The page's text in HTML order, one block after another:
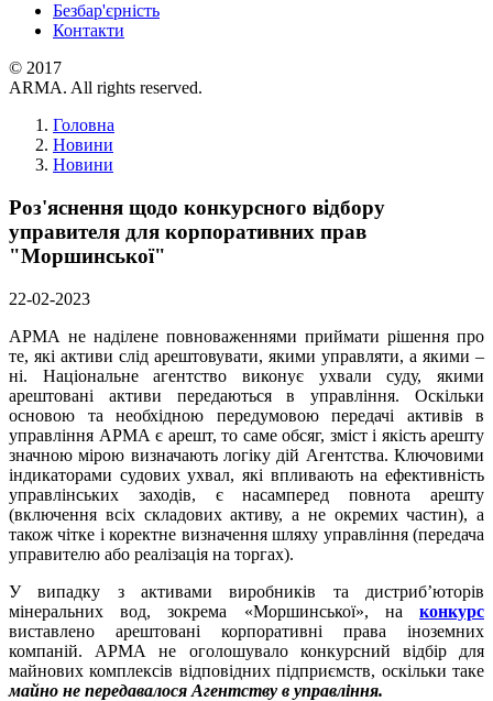
Безбар'єрність
Контакти
© 2017
ARMA. All rights reserved.
Головна
Новини
Новини
Роз'яснення щодо конкурсного відбору
управителя для корпоративних прав
"Моршинської"
22-02-2023
АРМА не наділене повноваженнями приймати рішення про
те, які активи слід арештовувати, якими управляти, а якими –
ні. Національне агентство виконує ухвали суду, якими
арештовані активи передаються в управління. Оскільки
основою та необхідною передумовою передачі активів в
управління АРМА є арешт, то саме обсяг, зміст і якість арешту
значною мірою визначають логіку дій Агентства. Ключовими
індикаторами судових ухвал, які впливають на ефективність
управлінських заходів, є насамперед повнота арешту
(включення всіх складових активу, а не окремих частин), а
також чітке і коректне визначення шляху управління (передача
управителю або реалізація на торгах).
У випадку з активами виробників та дистриб’юторів
мінеральних вод, зокрема «Моршинської», на конкурс
виставлено арештовані корпоративні права іноземних
компаній. АРМА не оголошувало конкурсний відбір для
майнових комплексів відповідних підприємств, оскільки таке
майно не передавалося Агентству в управління.